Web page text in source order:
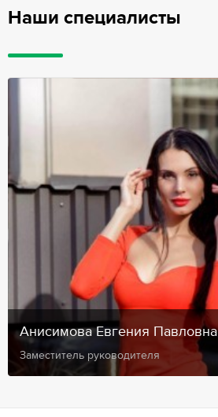
Наши специалисты
Анисимова Евгения Павловна
Заместитель руководителя